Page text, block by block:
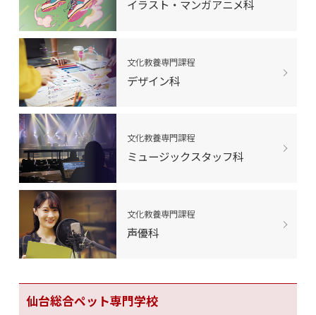
イラスト・マンガアニメ科
文化教養専門課程
デザイン科
文化教養専門課程
ミュージックスタッフ科
文化教養専門課程
声優科
仙台総合ペット専門学校